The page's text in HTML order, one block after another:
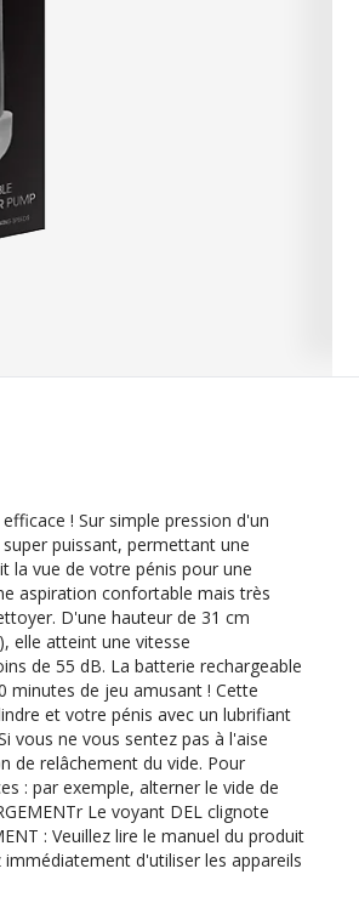
! Sur simple pression d'un
super puissant, permettant une
la vue de votre pénis pour une
aspiration confortable mais très
D'une hauteur de 31 cm
elle atteint une vitesse
de 55 dB. La batterie rechargeable
minutes de jeu amusant ! Cette
et votre pénis avec un lubrifiant
vous ne vous sentez pas à l'aise
de relâchement du vide. Pour
: par exemple, alterner le vide de
Le voyant DEL clignote
: Veuillez lire le manuel du produit
d'utiliser les appareils